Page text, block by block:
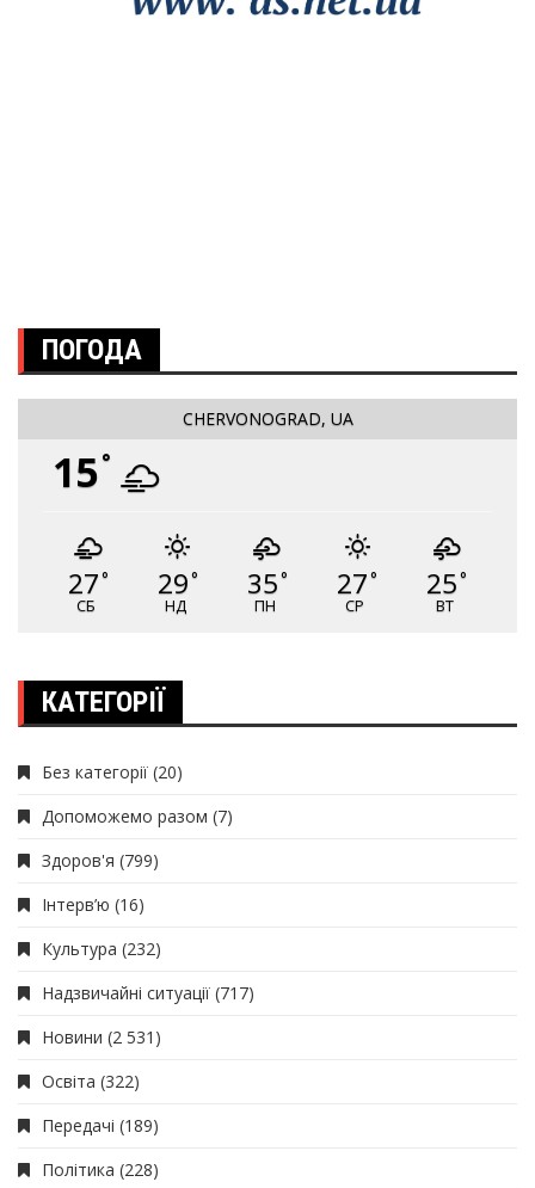
ПОГОДА
CHERVONOGRAD, UA
15°
27°
СБ
29°
НД
35°
ПН
27°
СР
25°
ВТ
КАТЕГОРІЇ
Без категорії (20)
Допоможемо разом (7)
Здоров'я (799)
Інтерв’ю (16)
Культура (232)
Надзвичайні ситуації (717)
Новини (2 531)
Освіта (322)
Передачі (189)
Політика (228)